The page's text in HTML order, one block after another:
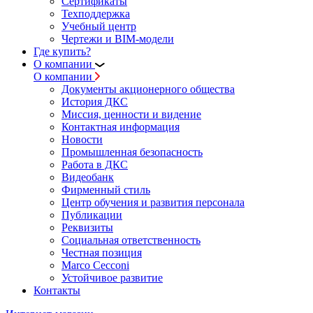
Техподдержка
Учебный центр
Чертежи и BIM-модели
Где купить?
О компании
О компании
Документы акционерного общества
История ДКС
Миссия, ценности и видение
Контактная информация
Новости
Промышленная безопасность
Работа в ДКС
Видеобанк
Фирменный стиль
Центр обучения и развития персонала
Публикации
Реквизиты
Социальная ответственность
Честная позиция
Marco Cecconi
Устойчивое развитие
Контакты